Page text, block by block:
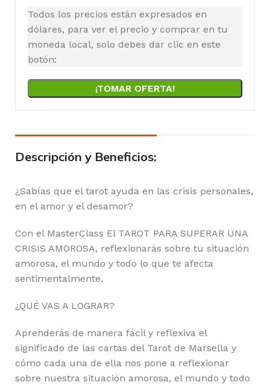
Todos los precios están expresados en
dólares, para ver el precio y comprar en tu
moneda local, solo debes dar clic en este
botón:
¡TOMAR OFERTA!
Descripción y Beneficios:
¿Sabías que el tarot ayuda en las crisis personales,
en el amor y el desamor?
Con el MasterClass El TAROT PARA SUPERAR UNA
CRISIS AMOROSA, reflexionarás sobre tu situación
amorosa, el mundo y todo lo que te afecta
sentimentalmente.
¿QUÉ VAS A LOGRAR?
Aprenderás de manera fácil y reflexiva el
significado de las cartas del Tarot de Marsella y
cómo cada una de ella nos pone a reflexionar
sobre nuestra situación amorosa, el mundo y todo